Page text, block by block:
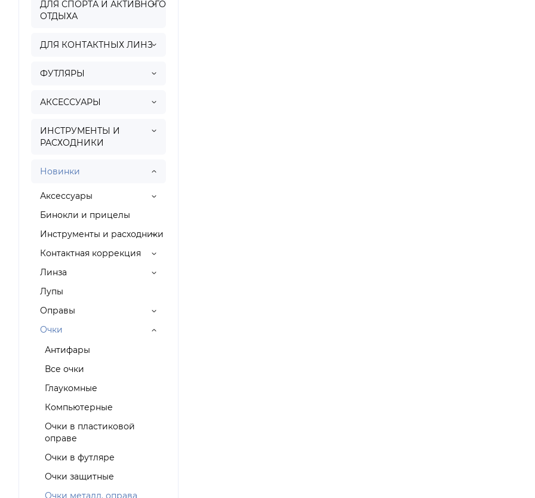
ДЛЯ СПОРТА И АКТИВНОГО
ОТДЫХА
ДЛЯ КОНТАКТНЫХ ЛИНЗ
ФУТЛЯРЫ
АКСЕССУАРЫ
ИНСТРУМЕНТЫ И
РАСХОДНИКИ
Новинки
Аксессуары
Бинокли и прицелы
Инструменты и расходники
Контактная коррекция
Линза
Лупы
Оправы
Очки
Антифары
Все очки
Глаукомные
Компьютерные
Очки в пластиковой
оправе
Очки в футляре
Очки защитные
Очки металл. оправа